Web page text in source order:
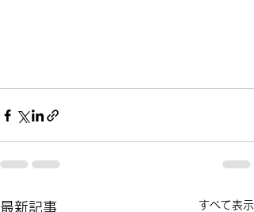
最新記事 すべて表示